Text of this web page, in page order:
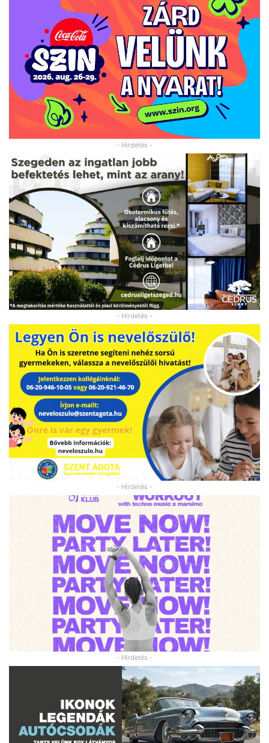
- Hirdetés -
- Hirdetés -
- Hirdetés -
- Hirdetés -